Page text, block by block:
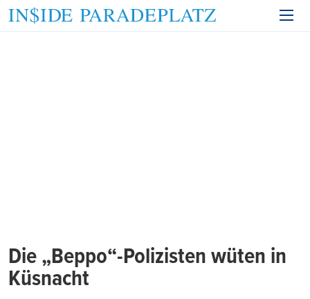
Die „Beppo“-Polizisten wüten in
Küsnacht